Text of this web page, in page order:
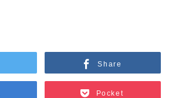
Share
Pocket